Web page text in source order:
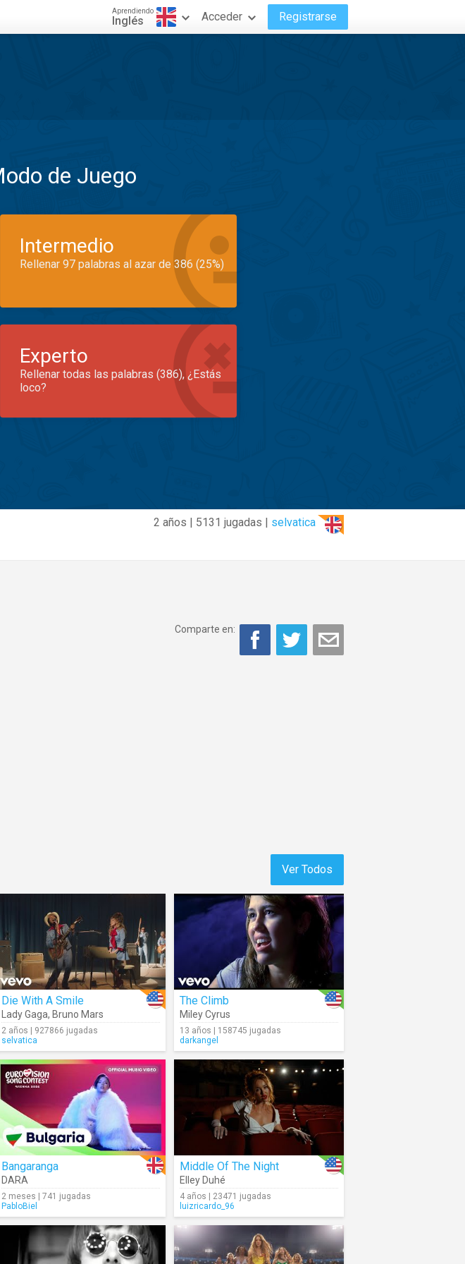
Aprendiendo
Inglés Acceder Registrarse
de Juego
Intermedio
Rellenar 97 palabras al azar de 386 (25%)
Experto
Rellenar todas las palabras (386), ¿Estás
loco?
2 años | 5131 jugadas | selvatica
Comparte en:
Ver Todos
Die With A Smile
Lady Gaga, Bruno Mars
2 años | 927866 jugadas
selvatica
The Climb
Miley Cyrus
13 años | 158745 jugadas
darkangel
Bangaranga
DARA
2 meses | 741 jugadas
PabloBiel
Middle Of The Night
Elley Duhé
4 años | 23471 jugadas
luizricardo_96